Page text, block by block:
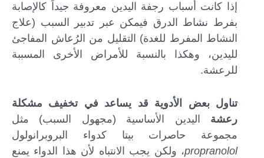
إذا كانت أسباب رجفة اليدين معروفة جيداً كالإصابة
بفرط نشاط الدرق فيمكن عبر تدبير السبب (علاج
النشاط المفرط للغدة) التقليل من الرُعاش المفاجئ
لليدين، وهكذا بالنسبة للأمراض الأخرى المسببة
للرعشة.
تناول بعض الأدوية قد يساعد في تخفيف مشكلة
رعشة اليدين الأساسية (مجهول السبب) مثل
مجموعة حاصرات بيتا كدواء البروبرانولول
propranolol، ولكن يجب الانتباه لأن هذا الدواء يمنع